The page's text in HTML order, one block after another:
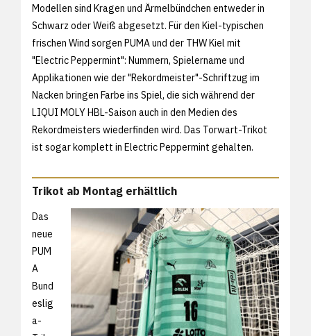
Modellen sind Kragen und Ärmelbündchen entweder in
Schwarz oder Weiß abgesetzt. Für den Kiel-typischen
frischen Wind sorgen PUMA und der THW Kiel mit
"Electric Peppermint": Nummern, Spielername und
Applikationen wie der "Rekordmeister"-Schriftzug im
Nacken bringen Farbe ins Spiel, die sich während der
LIQUI MOLY HBL-Saison auch in den Medien des
Rekordmeisters wiederfinden wird. Das Torwart-Trikot
ist sogar komplett in Electric Peppermint gehalten.
Trikot ab Montag erhältlich
Das
neue
PUM
A
Bund
eslig
a-